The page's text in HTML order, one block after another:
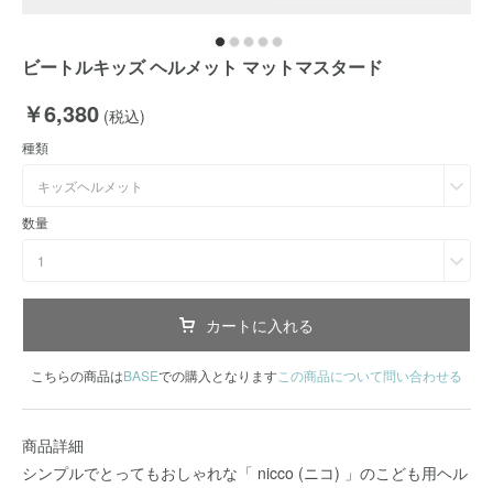
ビートルキッズ ヘルメット マットマスタード
￥6,380 (税込)
種類
キッズヘルメット
数量
1
カートに入れる
こちらの商品はBASEでの購入となりますこの商品について問い合わせる
商品詳細
シンプルでとってもおしゃれな「 nicco (ニコ) 」のこども用ヘル